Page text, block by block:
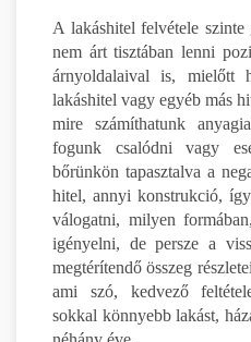
A lakáshitel felvétele szinte
nem árt tisztában lenni
árnyoldalaival is, mielőtt
lakáshitel vagy egyéb más
mire számíthatunk
fogunk csalódni vagy
bőrünkön tapasztalva a
hitel, annyi konstrukció,
válogatni, milyen
igényelni, de persze a
megtérítendő összeg
ami szó, kedvező
sokkal könnyebb lakást,